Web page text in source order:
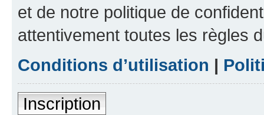
et de notre politique de
attentivement toutes les règles
Conditions d’utilisation |
Inscription